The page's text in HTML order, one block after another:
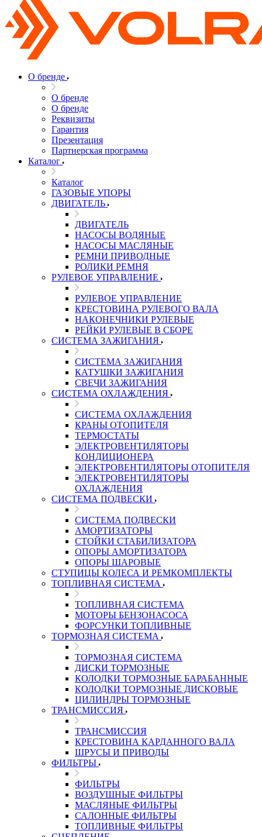
О бренде
О бренде
О бренде
Реквизиты
Гарантия
Презентация
Партнерская программа
Каталог
Каталог
ГАЗОВЫЕ УПОРЫ
ДВИГАТЕЛЬ
ДВИГАТЕЛЬ
НАСОСЫ ВОДЯНЫЕ
НАСОСЫ МАСЛЯНЫЕ
РЕМНИ ПРИВОДНЫЕ
РОЛИКИ РЕМНЯ
РУЛЕВОЕ УПРАВЛЕНИЕ
РУЛЕВОЕ УПРАВЛЕНИЕ
КРЕСТОВИНА РУЛЕВОГО ВАЛА
НАКОНЕЧНИКИ РУЛЕВЫЕ
РЕЙКИ РУЛЕВЫЕ В СБОРЕ
СИСТЕМА ЗАЖИГАНИЯ
СИСТЕМА ЗАЖИГАНИЯ
КАТУШКИ ЗАЖИГАНИЯ
СВЕЧИ ЗАЖИГАНИЯ
СИСТЕМА ОХЛАЖДЕНИЯ
СИСТЕМА ОХЛАЖДЕНИЯ
КРАНЫ ОТОПИТЕЛЯ
ТЕРМОСТАТЫ
ЭЛЕКТРОВЕНТИЛЯТОРЫ
КОНДИЦИОНЕРА
ЭЛЕКТРОВЕНТИЛЯТОРЫ ОТОПИТЕЛЯ
ЭЛЕКТРОВЕНТИЛЯТОРЫ
ОХЛАЖДЕНИЯ
СИСТЕМА ПОДВЕСКИ
СИСТЕМА ПОДВЕСКИ
АМОРТИЗАТОРЫ
СТОЙКИ СТАБИЛИЗАТОРА
ОПОРЫ АМОРТИЗАТОРА
ОПОРЫ ШАРОВЫЕ
СТУПИЦЫ КОЛЕСА И РЕМКОМПЛЕКТЫ
ТОПЛИВНАЯ СИСТЕМА
ТОПЛИВНАЯ СИСТЕМА
МОТОРЫ БЕНЗОНАСОСА
ФОРСУНКИ ТОПЛИВНЫЕ
ТОРМОЗНАЯ СИСТЕМА
ТОРМОЗНАЯ СИСТЕМА
ДИСКИ ТОРМОЗНЫЕ
КОЛОДКИ ТОРМОЗНЫЕ БАРАБАННЫЕ
КОЛОДКИ ТОРМОЗНЫЕ ДИСКОВЫЕ
ЦИЛИНДРЫ ТОРМОЗНЫЕ
ТРАНСМИССИЯ
ТРАНСМИССИЯ
КРЕСТОВИНА КАРДАННОГО ВАЛА
ШРУСЫ И ПРИВОДЫ
ФИЛЬТРЫ
ФИЛЬТРЫ
ВОЗДУШНЫЕ ФИЛЬТРЫ
МАСЛЯНЫЕ ФИЛЬТРЫ
САЛОННЫЕ ФИЛЬТРЫ
ТОПЛИВНЫЕ ФИЛЬТРЫ